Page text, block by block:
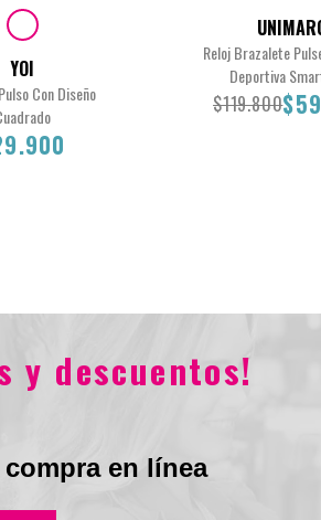
YOI
Con Diseño
Reloj Brazalete
Deportiva
$119.800
y descuentos!
en línea